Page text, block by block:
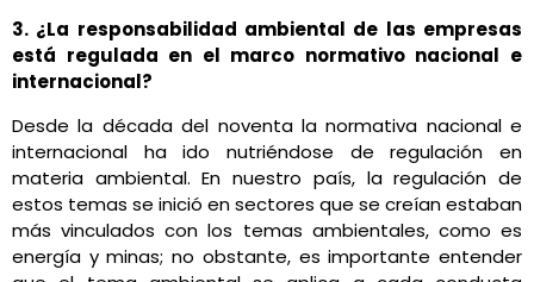
3. ¿La responsabilidad ambiental de las empresas
está regulada en el marco normativo nacional e
internacional?
Desde la década del noventa la normativa nacional e
internacional ha ido nutriéndose de regulación en
materia ambiental. En nuestro país, la regulación de
estos temas se inició en sectores que se creían estaban
más vinculados con los temas ambientales, como es
energía y minas; no obstante, es importante entender